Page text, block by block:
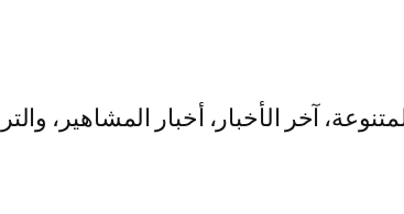
آخر الأخبار، أخبار المشاهير،